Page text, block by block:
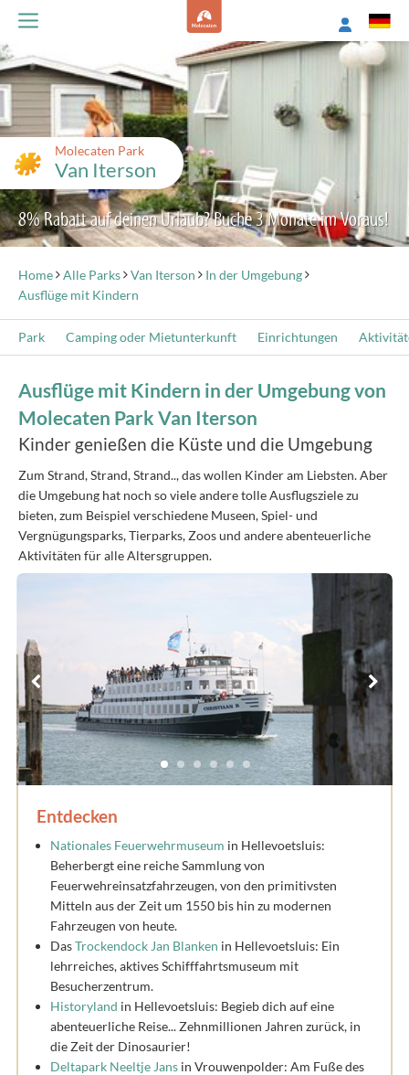
Molecaten Park
Van Iterson
8% Rabatt auf deinen Urlaub? Buche 3 Monate im Voraus!
Home Alle Parks Van Iterson
In der Umgebung
Ausflüge mit Kindern
Park Camping oder Mietunterkunft Einrichtungen
Ausflüge mit Kindern in der Umgebung von
Molecaten Park Van Iterson
Kinder genießen die Küste und die Umgebung
Zum Strand, Strand, Strand.., das wollen Kinder am Liebsten. Aber
die Umgebung hat noch so viele andere tolle Ausflugsziele zu
bieten, zum Beispiel verschiedene Museen, Spiel- und
Vergnügungsparks, Tierparks, Zoos und andere abenteuerliche
Aktivitäten für alle Altersgruppen.
Entdecken
Nationales Feuerwehrmuseum in Hellevoetsluis:
Beherbergt eine reiche Sammlung von
Feuerwehreinsatzfahrzeugen, von den primitivsten
Mitteln aus der Zeit um 1550 bis hin zu modernen
Fahrzeugen von heute.
DasTrockendock Jan Blanken in Hellevoetsluis: Ein
lehrreiches, aktives Schifffahrtsmuseum mit
Besucherzentrum.
Historyland in Hellevoetsluis: Begieb dich auf eine
abenteuerliche Reise... Zehnmillionen Jahren zurück, in
die Zeit der Dinosaurier!
Deltapark Neeltje Jans in Vrouwenpolder: Am Fuße des